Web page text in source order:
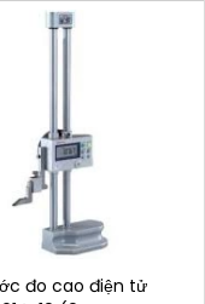
đo cao điện tử